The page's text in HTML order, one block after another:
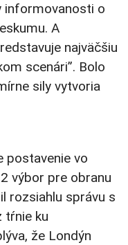
informovanosti o
A
najväčšiu
scenári”. Bolo
sily vytvoria
postavenie vo
výbor pre obranu
rozsiahlu správu s
tŕnie ku
že Londýn